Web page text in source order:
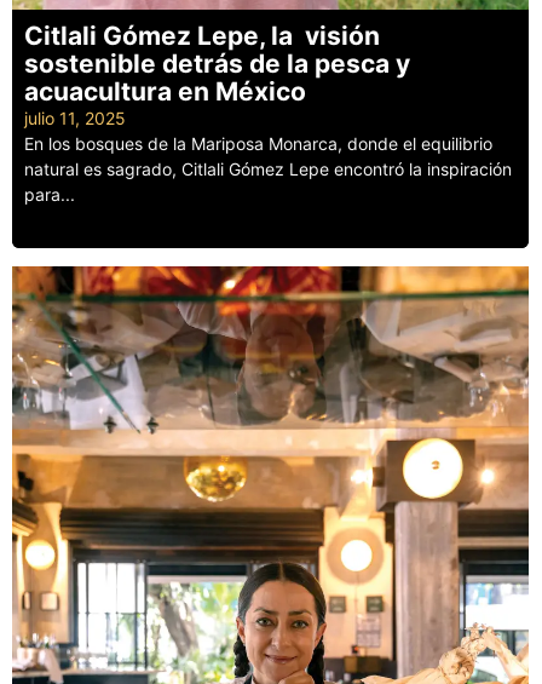
Citlali Gómez Lepe, la visión
sostenible detrás de la pesca y
acuacultura en México
julio 11, 2025
En los bosques de la Mariposa Monarca, donde el equilibrio
natural es sagrado, Citlali Gómez Lepe encontró la inspiración
para...